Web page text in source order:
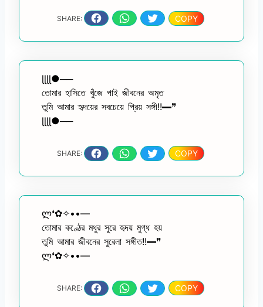
SHARE: COPY
ɭɭɭɭ●──
তোমার হাসিতে খুঁজে পাই জীবনের অমৃত
তুমি আমার হৃদয়ের সবচেয়ে প্রিয় সঙ্গী!!━❞
ɭɭɭɭ●──
SHARE: COPY
ლ❛✿✧••—
তোমার কণ্ঠের মধুর সুরে হৃদয় মুগ্ধ হয়
তুমি আমার জীবনের সুরেলা সঙ্গীত!!━❞
ლ❛✿✧••—
SHARE: COPY